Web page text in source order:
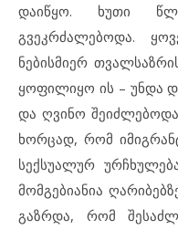
დაიწყო. ხუთი
გვეკრძალებოდა.
ნებისმიერ
ყოფილიყო ის – უნდა
და ღვინო
ხორცად, რომ
სექსუალურ
მომგებიანია
გაზრდა, რომ